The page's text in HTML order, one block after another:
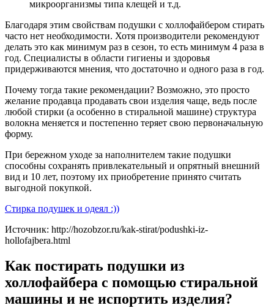
микроорганизмы типа клещей и т.д.
Благодаря этим свойствам подушки с холлофайбером стирать
часто нет необходимости. Хотя производители рекомендуют
делать это как минимум раз в сезон, то есть минимум 4 раза в
год. Специалисты в области гигиены и здоровья
придерживаются мнения, что достаточно и одного раза в год.
Почему тогда такие рекомендации? Возможно, это просто
желание продавца продавать свои изделия чаще, ведь после
любой стирки (а особенно в стиральной машине) структура
волокна меняется и постепенно теряет свою первоначальную
форму.
При бережном уходе за наполнителем такие подушки
способны сохранять привлекательный и опрятный внешний
вид и 10 лет, поэтому их приобретение принято считать
выгодной покупкой.
Стирка подушек и одеял :))
Источник: http://hozobzor.ru/kak-stirat/podushki-iz-
hollofajbera.html
Как постирать подушки из
холлофайбера с помощью стиральной
машины и не испортить изделия?